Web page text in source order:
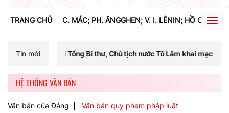
TRANG CHỦ C. MÁC; PH. ĂNGGHEN; V. I. LÊNIN; HỒ CHÍ
Tin mới
chí Tổng Bí thư, Chủ tịch nước Tô Lâm khai mạc Hội nghị Trung
HỆ THỐNG VĂN BẢN
Văn bản của Đảng
Văn bản quy phạm pháp luật